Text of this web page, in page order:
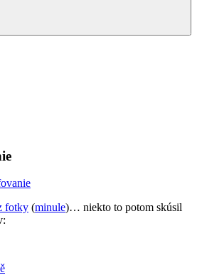
fotky (minule)… niekto to potom skúsil